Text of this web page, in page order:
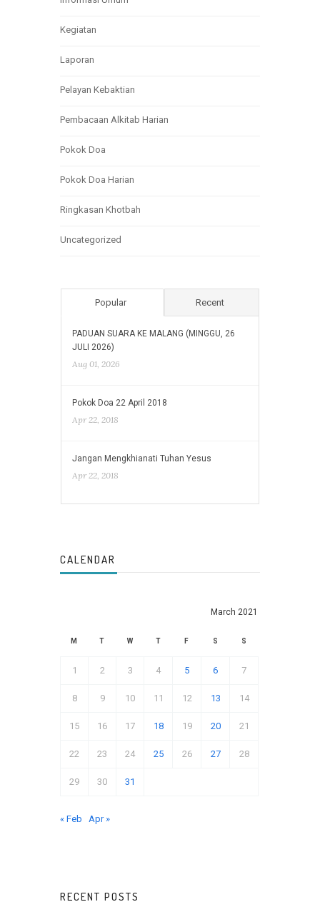
Kegiatan
Laporan
Pelayan Kebaktian
Pembacaan Alkitab Harian
Pokok Doa
Pokok Doa Harian
Ringkasan Khotbah
Uncategorized
Popular Recent
PADUAN SUARA KE MALANG (MINGGU, 26
JULI 2026)
Aug 01, 2026
Pokok Doa 22 April 2018
Apr 22, 2018
Jangan Mengkhianati Tuhan Yesus
Apr 22, 2018
CALENDAR
March 2021
M T W T F S S
1 2 3 4 5 6 7
8 9 10 11 12 13 14
15 16 17 18 19 20 21
22 23 24 25 26 27 28
29 30 31
« Feb Apr »
RECENT POSTS